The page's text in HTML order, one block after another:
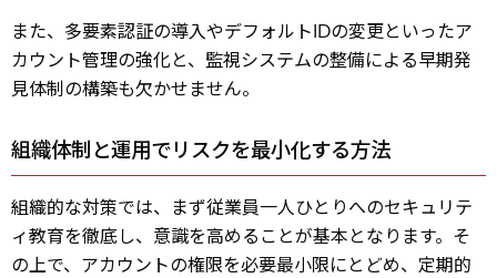
また、多要素認証の導入やデフォルトIDの変更といったア
カウント管理の強化と、監視システムの整備による早期発
見体制の構築も欠かせません。
組織体制と運用でリスクを最小化する方法
組織的な対策では、まず従業員一人ひとりへのセキュリテ
ィ教育を徹底し、意識を高めることが基本となります。そ
の上で、アカウントの権限を必要最小限にとどめ、定期的